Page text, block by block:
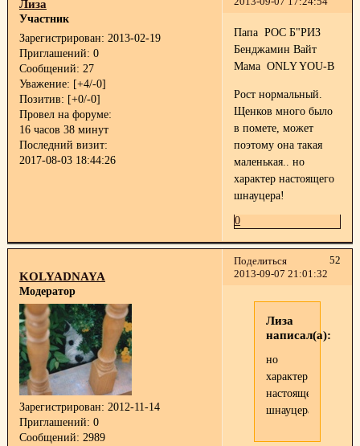
Лиза
Участник
Зарегистрирован: 2013-02-19
Приглашений: 0
Сообщений: 27
Уважение: [+4/-0]
Позитив: [+0/-0]
Провел на форуме:
16 часов 38 минут
Последний визит:
2017-08-03 18:44:26
Папа РОС Б"РИЗ
Бенджамин Вайт
Мама ONLY YOU-B
Рост нормальный.
Щенков много было
в помете, может
поэтому она такая
маленькая.. но
характер настоящего
шнауцера!
0
Поделиться
52
2013-09-07 21:01:32
KOLYADNAYA
Модератор
Зарегистрирован: 2012-11-14
Приглашений: 0
Сообщений: 2989
Лиза
написал(а):
но
характер
настоящего
шнауцера!